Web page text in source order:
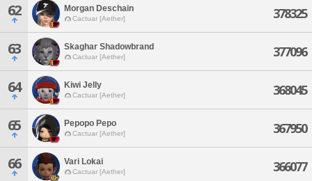
62 Morgan Deschain
Cactuar [Aether] 378325
63 Skaghar Shadowbrand
Cactuar [Aether] 377096
64 Kiwi Jelly
Cactuar [Aether] 368045
65 Pepopo Pepo
Cactuar [Aether] 367950
66 Vari Lokai
Cactuar [Aether] 366077